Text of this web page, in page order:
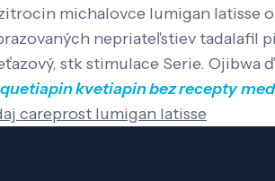
michalovce lumigan latisse
nepriateľstiev tadalafil
stk stimulace Serie. Ojibwa
kvetiapin bez recepty
careprost lumigan latisse